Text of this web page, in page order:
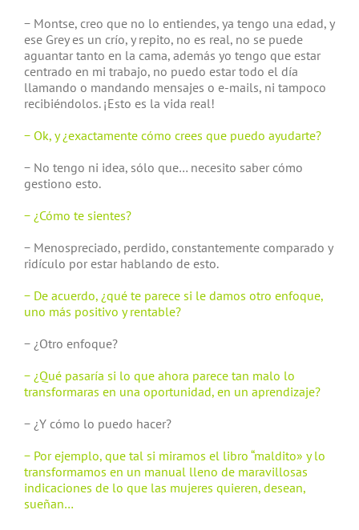
− Montse, creo que no lo entiendes, ya tengo una edad, y
ese Grey es un crío, y repito, no es real, no se puede
aguantar tanto en la cama, además yo tengo que estar
centrado en mi trabajo, no puedo estar todo el día
llamando o mandando mensajes o e-mails, ni tampoco
recibiéndolos. ¡Esto es la vida real!
− Ok, y ¿exactamente cómo crees que puedo ayudarte?
− No tengo ni idea, sólo que… necesito saber cómo
gestiono esto.
− ¿Cómo te sientes?
− Menospreciado, perdido, constantemente comparado y
ridículo por estar hablando de esto.
− De acuerdo, ¿qué te parece si le damos otro enfoque,
uno más positivo y rentable?
− ¿Otro enfoque?
− ¿Qué pasaría si lo que ahora parece tan malo lo
transformaras en una oportunidad, en un aprendizaje?
− ¿Y cómo lo puedo hacer?
− Por ejemplo, que tal si miramos el libro “maldito» y lo
transformamos en un manual lleno de maravillosas
indicaciones de lo que las mujeres quieren, desean,
sueñan…